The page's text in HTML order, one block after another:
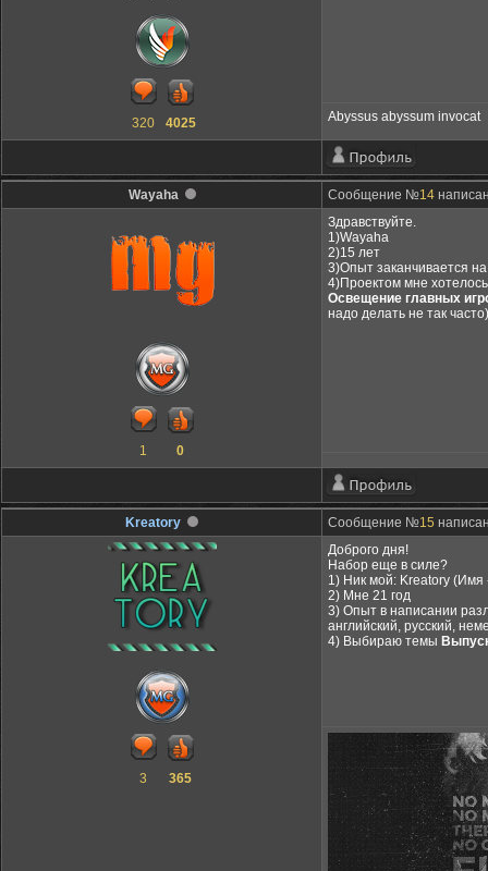
320 4025 Abyssus abyssum invocat
Wayaha Сообщение №14
1 0
Здравствуйте.
1)Wayaha
2)15 лет
3)Опыт заканчивается
4)Проектом мне
Освещение главных
надо делать не так
Kreatory Сообщение №15
3 365
Доброго дня!
Набор еще в силе?
1) Ник мой: Kreatory (Имя
2) Мне 21 год
3) Опыт в написании
английский, русский,
4) Выбираю темы